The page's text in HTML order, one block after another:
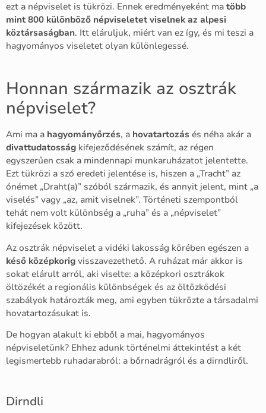
ezt a népviselet is tükrözi. Ennek eredményeként ma több
mint 800 különböző népviseletet viselnek az alpesi
köztársaságban. Itt eláruljuk, miért van ez így, és mi teszi a
hagyományos viseletet olyan különlegessé.
Honnan származik az osztrák
népviselet?
Ami ma a hagyományőrzés, a hovatartozás és néha akár a
divattudatosság kifejeződésének számít, az régen
egyszerűen csak a mindennapi munkaruházatot jelentette.
Ezt tükrözi a szó eredeti jelentése is, hiszen a „Tracht” az
ónémet „Draht(a)” szóból származik, és annyit jelent, mint „a
viselés” vagy „az, amit viselnek”. Történeti szempontból
tehát nem volt különbség a „ruha” és a „népviselet”
kifejezések között.
Az osztrák népviselet a vidéki lakosság körében egészen a
késő középkorig visszavezethető. A ruházat már akkor is
sokat elárult arról, aki viselte: a középkori osztrákok
öltözékét a regionális különbségek és az öltözködési
szabályok határozták meg, ami egyben tükrözte a társadalmi
hovatartozásukat is.
De hogyan alakult ki ebből a mai, hagyományos
népviseletünk? Ehhez adunk történelmi áttekintést a két
legismertebb ruhadarabról: a bőrnadrágról és a dirndliről.
Dirndli